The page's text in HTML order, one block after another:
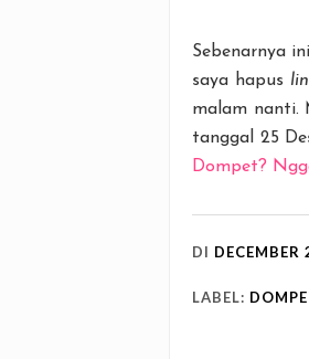
Sebenarnya
saya hapus
malam nanti.
tanggal 25
Dompet?
DI DECEMBER
LABEL: